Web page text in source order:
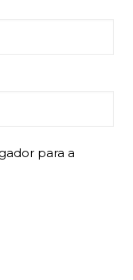
para a